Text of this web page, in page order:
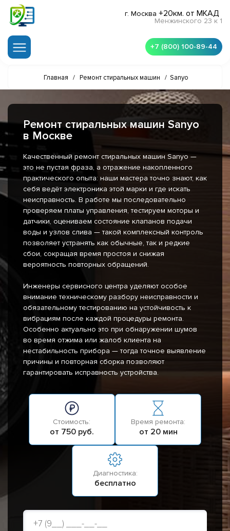
г. Москва +20км. от МКАД
Менжинского 23 к 1
+7 (800) 100-89-44
Главная / Ремонт стиральных машин / Sanyo
Ремонт стиральных машин Sanyo
в Москве
Качественный ремонт стиральных машин Sanyo —
это не пустая фраза, а отражение накопленного
практического опыта: наши мастера точно знают, как
себя ведёт электроника этой марки и где искать
неисправность. В работе мы последовательно
проверяем платы управления, тестируем моторы и
датчики, оцениваем состояние клапанов подачи
воды и узлов слива — такой комплексный контроль
позволяет устранять как обычные, так и редкие
сбои, сокращая время простоя и снижая
вероятность повторных обращений.
Инженеры сервисного центра уделяют особое
внимание техническому разбору неисправности и
обязательному тестированию на устойчивость к
вибрациям после каждой процедуры ремонта.
Особенно актуально это при обнаружении шумов
во время отжима или жалоб клиента на
нестабильность прибора — тогда точное выявление
причины и повторная сборка позволяют
гарантировать исправность устройства.
Стоимость:
от 750 руб.
Время ремонта:
от 20 мин
Диагностика:
бесплатно